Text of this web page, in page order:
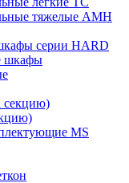
тяжелые AMH
серии HARD
шкафы
секцию)
MS